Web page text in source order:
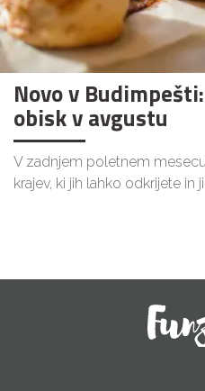
Novo v
obisk v avgustu
V zadnjem poletnem
krajev, ki jih lahko odkrijete in